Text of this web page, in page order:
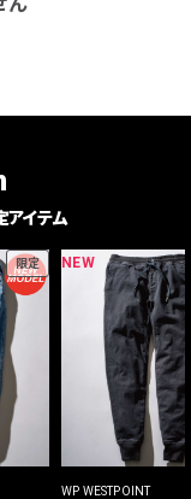
アイテム
限定 NEW
WP WESTPOINT